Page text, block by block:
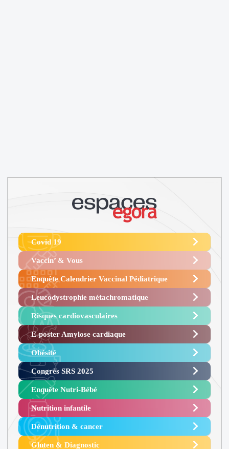
Covid 19
Vaccin’ & Vous
Enquête Calendrier Vaccinal Pédiatrique
Leucodystrophie métachromatique
Risques cardiovasculaires
E-poster Amylose cardiaque ​
Obésité ​
Congrès SRS 2025 ​
Enquête Nutri-Bébé ​
Nutrition infantile
Dénutrition & cancer
Gluten & Diagnostic